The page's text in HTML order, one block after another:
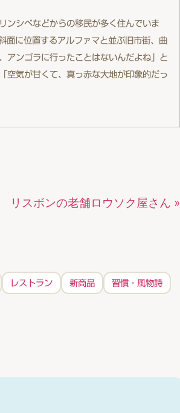
ンシペなどからの移民が多く住んでいま
に位置するアルファマと並ぶ旧市街、曲
アンゴラに行ったことはないんだよね」と
空気が甘くて、真っ赤な大地が印象的だっ
リスボンの老舗ロウソク屋さん »
レストラン 新商品 習慣・風物詩